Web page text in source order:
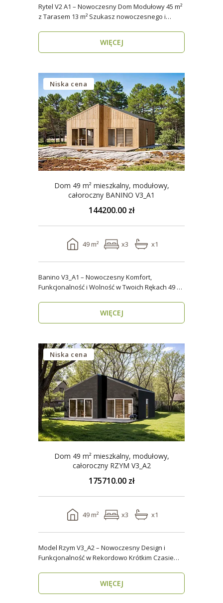
Rytel V2 A1 – Nowoczesny Dom Modułowy 45 m²
z Tarasem 13 m² Szukasz nowoczesnego i
WIĘCEJ
Niska cena
Dom 49 m² mieszkalny, modułowy,
całoroczny BANINO V3_A1
144200.00 zł
49 m² x3 x1
Banino V3_A1 – Nowoczesny Komfort,
Funkcjonalność i Wolność w Twoich Rękach 49 m²
WIĘCEJ
Niska cena
Dom 49 m² mieszkalny, modułowy,
całoroczny RZYM V3_A2
175710.00 zł
49 m² x3 x1
Model Rzym V3_A2 – Nowoczesny Design i
Funkcjonalność w Rekordowo Krótkim Czasie
WIĘCEJ